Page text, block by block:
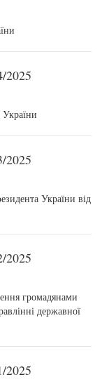
України від
громадянами
державної